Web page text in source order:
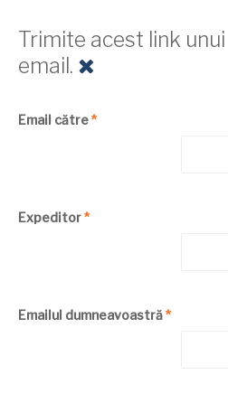
Trimite acest link
email.
Email către*
Expeditor*
Emailul dumneavoastră*